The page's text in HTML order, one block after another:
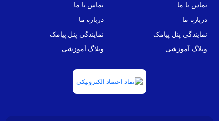
تماس با ما
درباره ما
نمایندگی پنل پیامک
وبلاگ آموزشی
تماس با ما
درباره ما
نمایندگی پنل پیامک
وبلاگ آموزشی